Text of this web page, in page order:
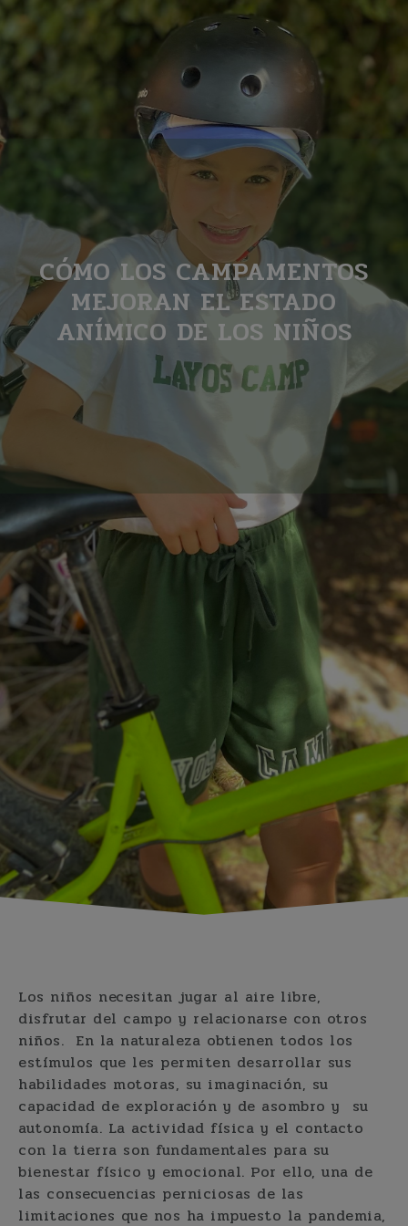
CÓMO LOS CAMPAMENTOS
MEJORAN EL ESTADO
ANÍMICO DE LOS NIÑOS
Los niños necesitan jugar al aire libre,
disfrutar del campo y relacionarse con otros
niños. En la naturaleza obtienen todos los
estímulos que les permiten desarrollar sus
habilidades motoras, su imaginación, su
capacidad de exploración y de asombro y su
autonomía. La actividad física y el contacto
con la tierra son fundamentales para su
bienestar físico y emocional. Por ello, una de
las consecuencias perniciosas de las
limitaciones que nos ha impuesto la pandemia,